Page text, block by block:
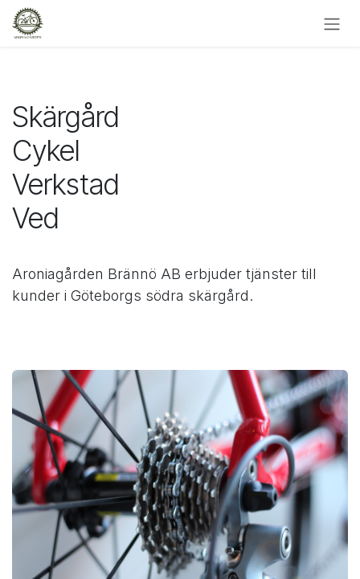
Hoppa till innehåll
Skärgård
Cykel
Verkstad
Ved
Aroniagården Brännö AB erbjuder tjänster till
kunder i Göteborgs södra skärgård.